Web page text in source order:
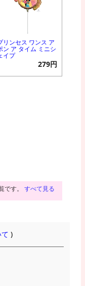
リンセス ワンス ア
ン ア タイム ミニシ
イプ
279円
です。 すべて見る
)